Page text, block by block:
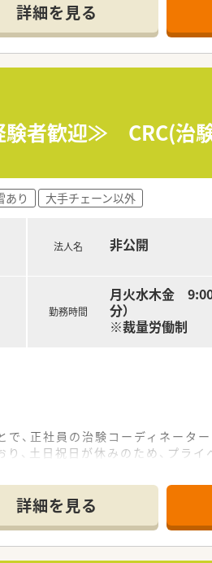
の増員募集であり、即戦力とし
化に柔軟に対応しながら価値を
ながら、患者さんや医療スタッ
ーとしての実務経験が2年以上
新入社員研修に全日程参加し、
め、これまでの実務で培った高
ループ内に保有しており、製薬
ンティア精神を持ち、医療領域
、時代が求める新たな価値を次々
詳細を見る
験者歓迎≫ CRC(
あり 大手チェーン以外
法人名 非公開
勤務時間
月火水木金 9:00
分）
※裁量労働制
、正社員の治験コーディネータ
、土日祝日が休みのため、プライ
加速を見据えて、新しい価値を
を持ち、時代のニーズに対して
を図るため、相手の立場に立っ
詳細を見る